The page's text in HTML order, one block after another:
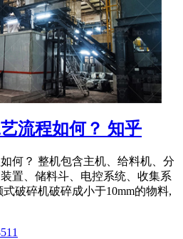
流程如何？ 知乎
何？ 整机包含主机、给料机、分
置、储料斗、电控系统、收集系
破碎机破碎成小于10mm的物料,